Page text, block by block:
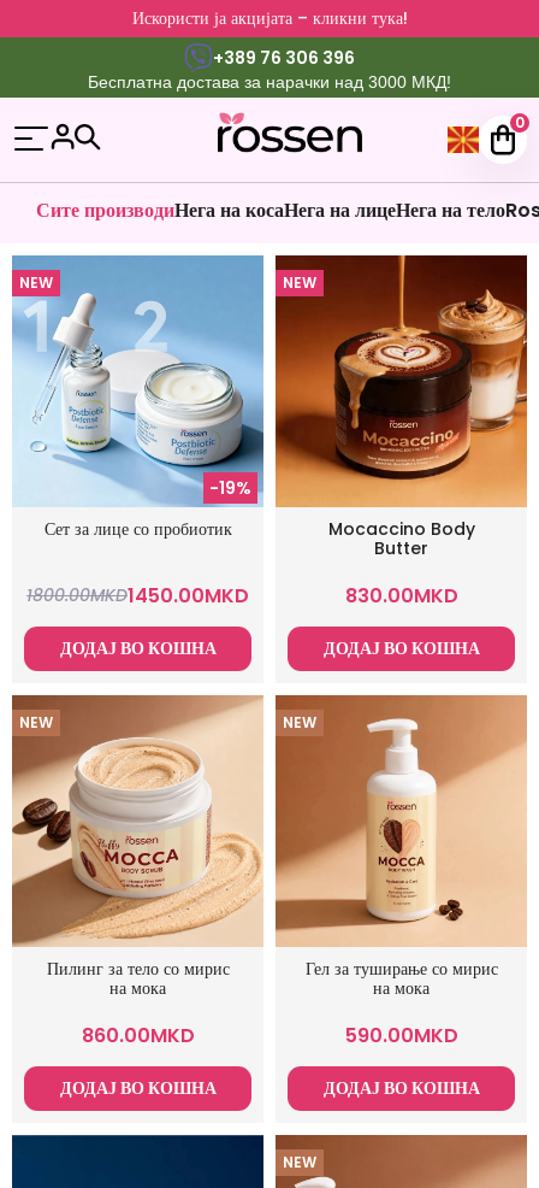
Искористи ја акцијата – кликни тука!
+389 76 306 396
Бесплатна достава за нарачки над 3000 МКД!
0
Сите производиНега на косаНега на лицеНега на тело
NEW
-19%
Сет за лице со пробиотик
1800.00MKD1450.00MKD
ДОДАЈ ВО КОШНА
NEW
Mocaccino Body
Butter
830.00MKD
ДОДАЈ ВО КОШНА
NEW
Пилинг за тело со мирис
на мока
860.00MKD
ДОДАЈ ВО КОШНА
NEW
Гел за туширање со мирис
на мока
590.00MKD
ДОДАЈ ВО КОШНА
NEW